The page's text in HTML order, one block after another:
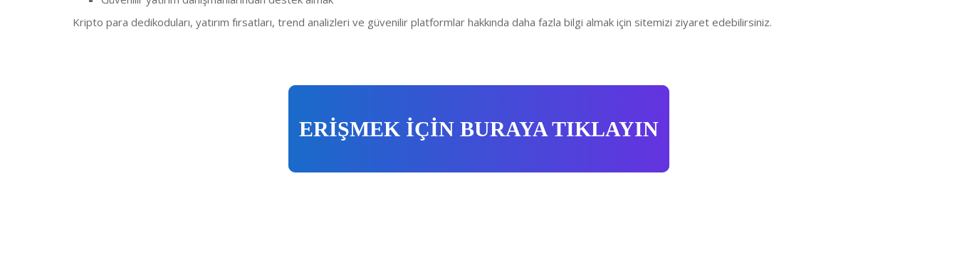
Kripto para dedikoduları, yatırım fırsatları, trend analizleri ve güvenilir platformlar hakkında daha fazla bilgi almak için sitemizi ziyaret edebilirsiniz.
ERİŞMEK İÇİN BURAYA TIKLAYIN